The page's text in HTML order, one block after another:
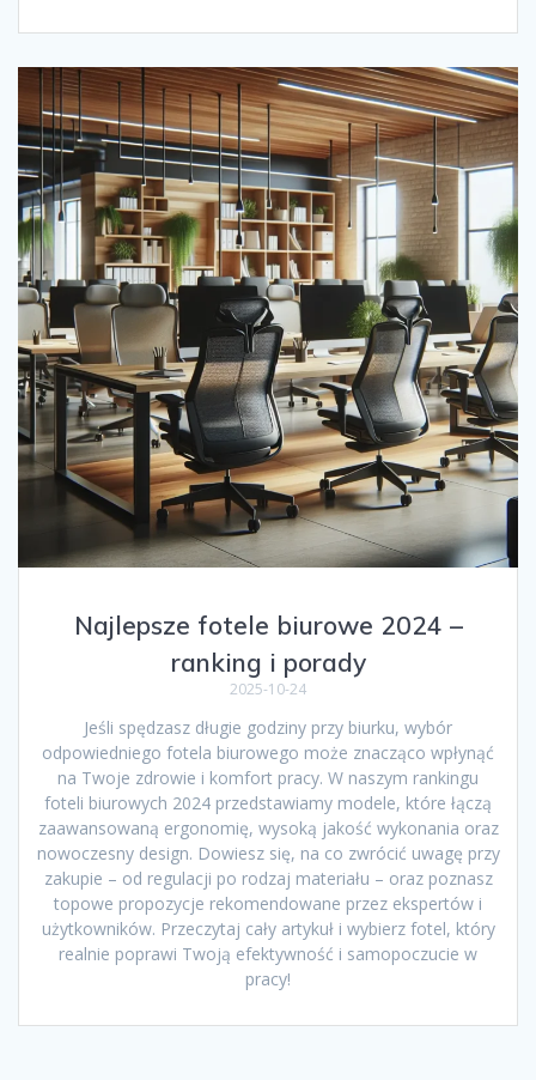
Najlepsze fotele biurowe 2024 –
ranking i porady
2025-10-24
Jeśli spędzasz długie godziny przy biurku, wybór
odpowiedniego fotela biurowego może znacząco wpłynąć
na Twoje zdrowie i komfort pracy. W naszym rankingu
foteli biurowych 2024 przedstawiamy modele, które łączą
zaawansowaną ergonomię, wysoką jakość wykonania oraz
nowoczesny design. Dowiesz się, na co zwrócić uwagę przy
zakupie – od regulacji po rodzaj materiału – oraz poznasz
topowe propozycje rekomendowane przez ekspertów i
użytkowników. Przeczytaj cały artykuł i wybierz fotel, który
realnie poprawi Twoją efektywność i samopoczucie w
pracy!